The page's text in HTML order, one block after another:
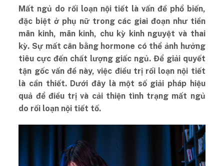
Mất ngủ do rối loạn nội tiết là vấn đề phổ biến,
đặc biệt ở phụ nữ trong các giai đoạn như tiền
mãn kinh, mãn kinh, chu kỳ kinh nguyệt và thai
kỳ. Sự mất cân bằng hormone có thể ảnh hưởng
tiêu cực đến chất lượng giấc ngủ. Để giải quyết
tận gốc vấn đề này, việc điều trị rối loạn nội tiết
là cần thiết. Dưới đây là một số giải pháp hiệu
quả để điều trị và cải thiện tình trạng mất ngủ
do rối loạn nội tiết tố.